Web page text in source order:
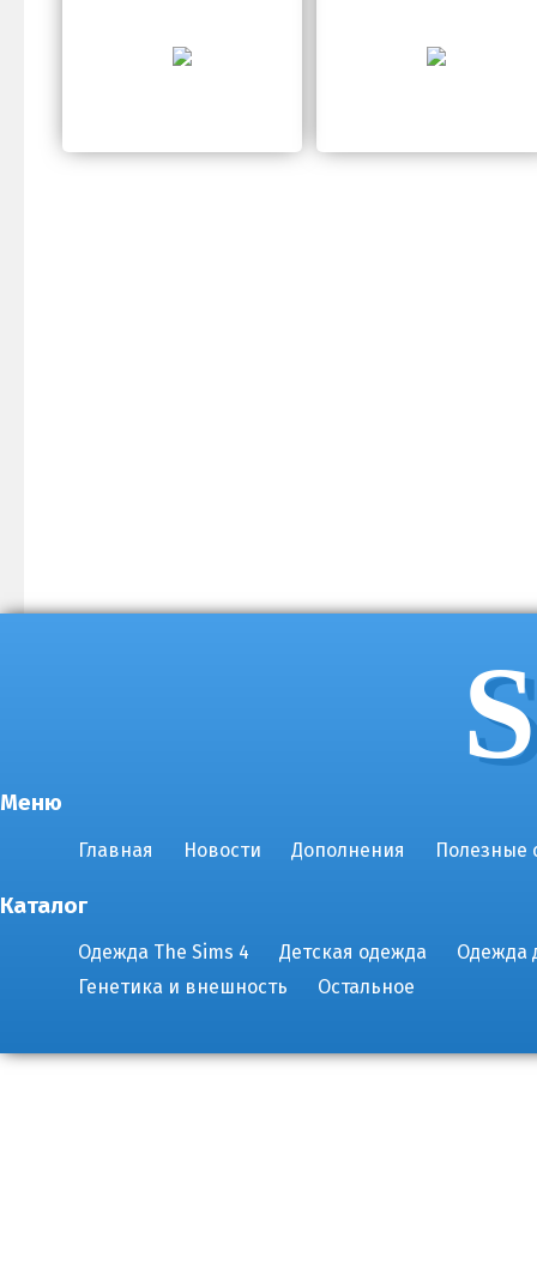
Меню
Главная Новости Дополнения Полезные
Каталог
Одежда The Sims 4 Детская одежда
Одежда
Генетика и внешность
Остальное